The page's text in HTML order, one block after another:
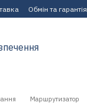
Обмін та гарантія
Маршрутизатор